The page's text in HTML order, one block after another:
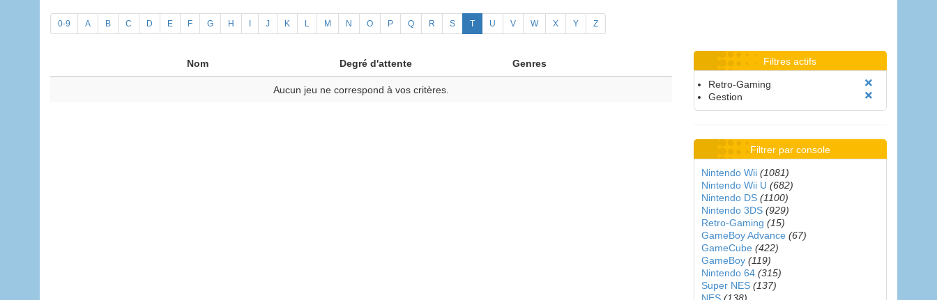
0-9 A B C D E F G H J K L M N O P Q R S T U V W X Y Z
Nom Degré d'attente Genres
Aucun jeu ne correspond à vos critères.
Filtres actifs
Retro-Gaming
Gestion
Filtrer par console
Nintendo Wii (1081)
Nintendo Wii U (682)
Nintendo DS (1100)
Nintendo 3DS (929)
Retro-Gaming (15)
GameBoy Advance (67)
GameCube (422)
GameBoy (119)
Nintendo 64 (315)
Super NES (137)